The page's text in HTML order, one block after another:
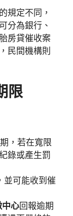
規定不同，
分為銀行、
房貸催收案
民間機構則
限
，若在寬限
錄或產生罰
並可能收到催
中心回報逾期